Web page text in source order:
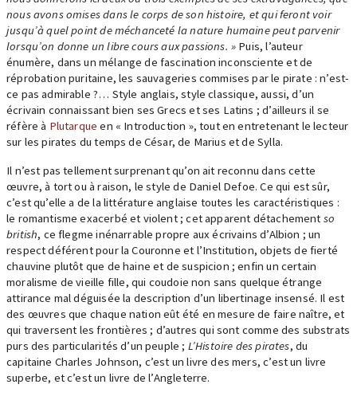
nous avons omises dans le corps de son histoire, et qui feront voir
jusqu’à quel point de méchanceté la nature humaine peut parvenir
lorsqu’on donne un libre cours aux passions. » Puis, l’auteur
énumère, dans un mélange de fascination inconsciente et de
réprobation puritaine, les sauvageries commises par le pirate : n’est-
ce pas admirable ?… Style anglais, style classique, aussi, d’un
écrivain connaissant bien ses Grecs et ses Latins ; d’ailleurs il se
réfère à Plutarque en « Introduction », tout en entretenant le lecteur
sur les pirates du temps de César, de Marius et de Sylla.
Il n’est pas tellement surprenant qu’on ait reconnu dans cette
œuvre, à tort ou à raison, le style de Daniel Defoe. Ce qui est sûr,
c’est qu’elle a de la littérature anglaise toutes les caractéristiques :
le romantisme exacerbé et violent ; cet apparent détachement so
british, ce flegme inénarrable propre aux écrivains d’Albion ; un
respect déférent pour la Couronne et l’Institution, objets de fierté
chauvine plutôt que de haine et de suspicion ; enfin un certain
moralisme de vieille fille, qui coudoie non sans quelque étrange
attirance mal déguisée la description d’un libertinage insensé. Il est
des œuvres que chaque nation eût été en mesure de faire naître, et
qui traversent les frontières ; d’autres qui sont comme des substrats
purs des particularités d’un peuple ; L’Histoire des pirates, du
capitaine Charles Johnson, c’est un livre des mers, c’est un livre
superbe, et c’est un livre de l’Angleterre.